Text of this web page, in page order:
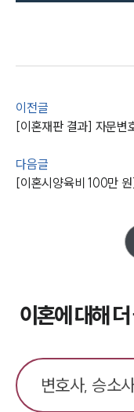
이전글
다음글
이혼에 대해